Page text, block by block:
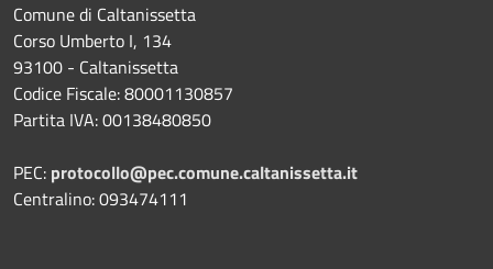
Comune di Caltanissetta
Corso Umberto I, 134
93100 - Caltanissetta
Codice Fiscale: 80001130857
Partita IVA: 00138480850
PEC: protocollo@pec.comune.caltanissetta.it
Centralino: 093474111